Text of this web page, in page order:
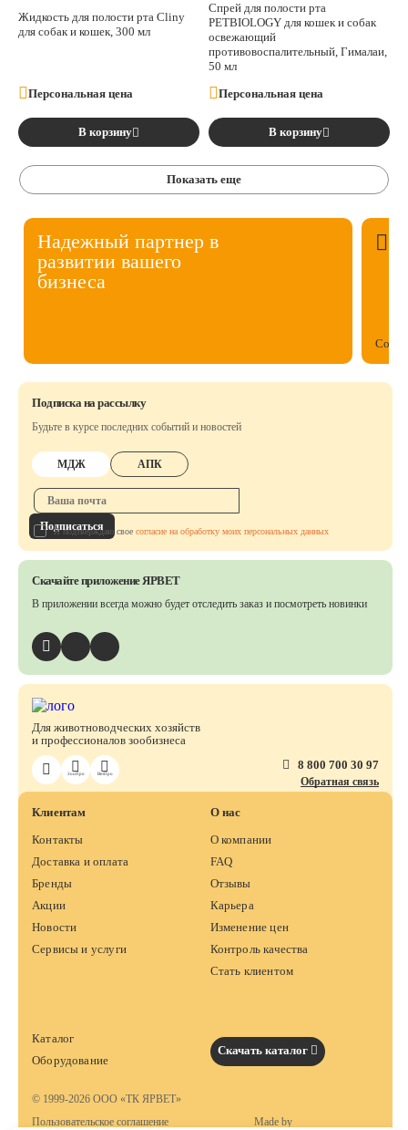
Жидкость для полости рта Cliny
для собак и кошек, 300 мл
Персональная цена
В корзину
Спрей для полости рта
PETBIOLOGY для кошек и собак
освежающий
противовоспалительный, Гималаи,
50 мл
Персональная цена
В корзину
Показать еще
Надежный партнер в
развитии вашего
бизнеса
ЗооПро ВетПро
Для животноводческих хозяйств
и профессионалов зообизнеса
8 800 700 30 97
Обратная связь
Клиентам
Контакты
Доставка и оплата
Бренды
Акции
Новости
Сервисы и услуги
О нас
О компании
FAQ
Отзывы
Карьера
Изменение цен
Контроль качества
Стать клиентом
Каталог
Оборудование
Скачать каталог
© 1999-2026 ООО «ТК ЯРВЕТ»
Пользовательское соглашение
Made by
Подписка на рассылку
Будьте в курсе последних событий и новостей
МДЖ АПК
Подписаться
Я подтверждаю свое согласие на обработку моих персональных данных
Скачайте приложение ЯРВЕТ
В приложении всегда можно будет отследить заказ и посмотреть новинки